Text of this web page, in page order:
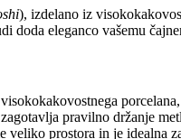
), izdelano iz
doda eleganco vašemu
pravilno držanje
veliko prostora in je idealna